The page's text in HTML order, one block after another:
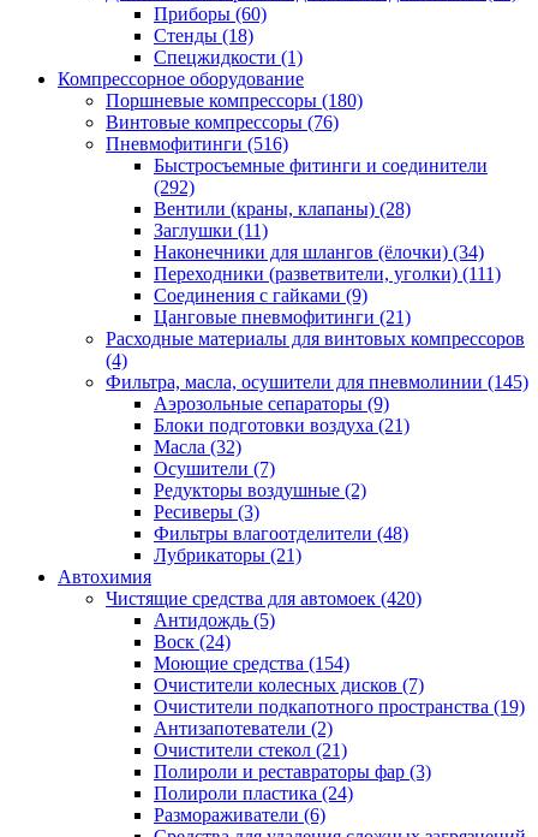
Приборы (60)
Стенды (18)
Спецжидкости (1)
Компрессорное оборудование
Поршневые компрессоры (180)
Винтовые компрессоры (76)
Пневмофитинги (516)
Быстросъемные фитинги и соединители
(292)
Вентили (краны, клапаны) (28)
Заглушки (11)
Наконечники для шлангов (ёлочки) (34)
Переходники (разветвители, уголки) (111)
Соединения с гайками (9)
Цанговые пневмофитинги (21)
Расходные материалы для винтовых компрессоров
(4)
Фильтра, масла, осушители для пневмолинии (145)
Аэрозольные сепараторы (9)
Блоки подготовки воздуха (21)
Масла (32)
Осушители (7)
Редукторы воздушные (2)
Ресиверы (3)
Фильтры влагоотделители (48)
Лубрикаторы (21)
Автохимия
Чистящие средства для автомоек (420)
Антидождь (5)
Воск (24)
Моющие средства (154)
Очистители колесных дисков (7)
Очистители подкапотного пространства (19)
Антизапотеватели (2)
Очистители стекол (21)
Полироли и реставраторы фар (3)
Полироли пластика (24)
Размораживатели (6)